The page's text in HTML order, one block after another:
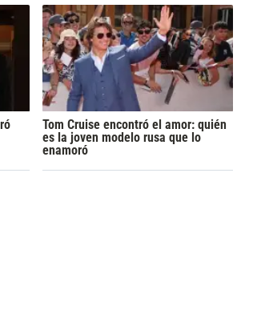
Tom Cruise encontró el amor: quién
es la joven modelo rusa que lo
enamoró